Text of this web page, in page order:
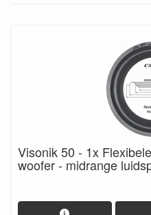
Visonik 50 - 1x
woofer - midrange